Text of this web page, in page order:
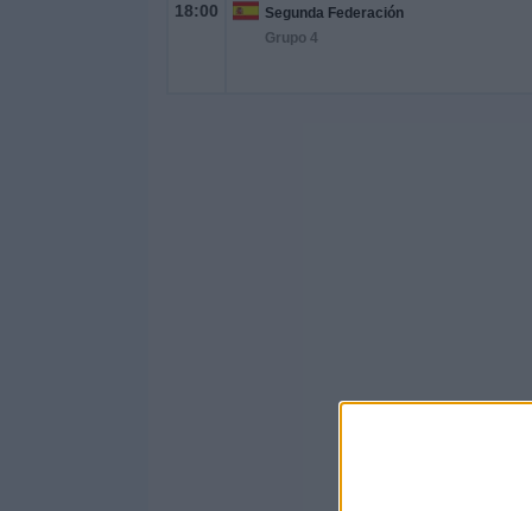
18:00
Segunda Federación
Grupo 4